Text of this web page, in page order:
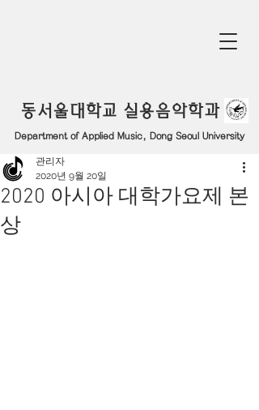
동서울대학교 실용음악학과
Department of Applied Music, Dong Seoul University
2020 아시아 대학가요제 본
상
관리자
2020년 9월 20일